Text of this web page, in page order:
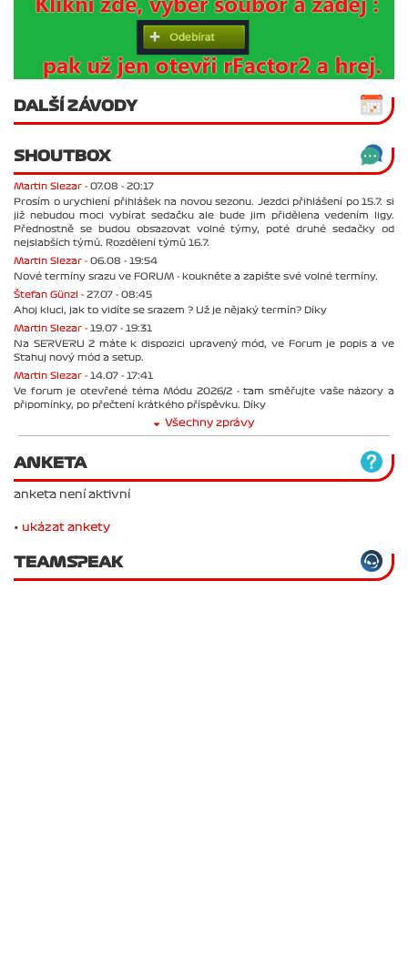
DALŠÍ ZÁVODY
SHOUTBOX
Martin Slezar - 07.08 - 20:17
Prosím o urychlení přihlášek na novou sezonu. Jezdci přihlášení po 15.7. si
již nebudou moci vybírat sedačku ale bude jim přidělena vedením ligy.
Přednostně se budou obsazovat volné týmy, poté druhé sedačky od
nejslabších týmů. Rozdělení týmů 16.7.
Martin Slezar - 06.08 - 19:54
Nové termíny srazu ve FORUM - koukněte a zapište své volné termíny.
Štefan Günzl - 27.07 - 08:45
Ahoj kluci, jak to vidíte se srazem ? Už je nějaký termín? Díky
Martin Slezar - 19.07 - 19:31
Na SERVERU 2 máte k dispozici upravený mód, ve Forum je popis a ve
Stahuj nový mód a setup.
Martin Slezar - 14.07 - 17:41
Ve forum je otevřené téma Módu 2026/2 - tam směřujte vaše názory a
připomínky, po přečtení krátkého příspěvku. Díky
Všechny zprávy
ANKETA
anketa není aktivní
• ukázat ankety
TEAMSPEAK